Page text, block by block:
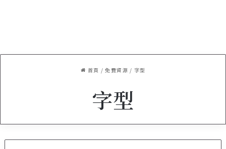
首頁 / 免費資源 / 字型
字型